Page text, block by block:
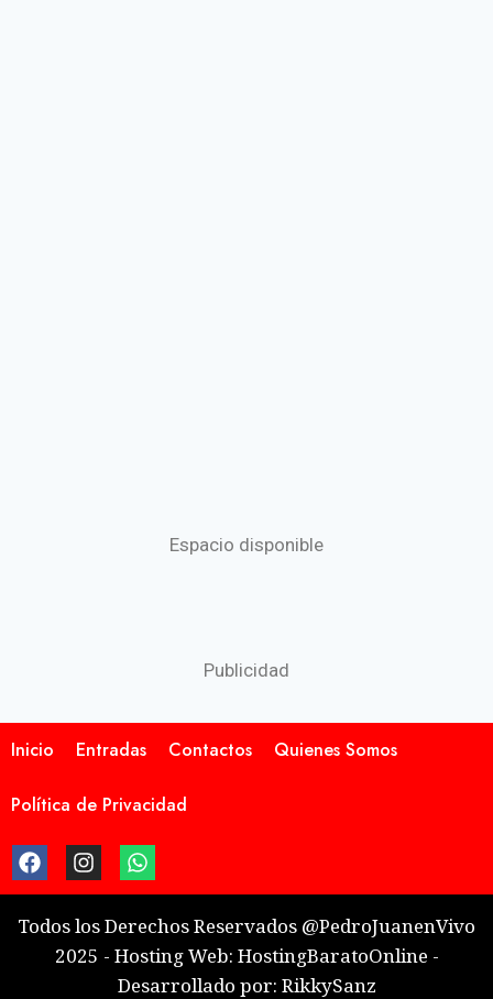
Espacio disponible
Publicidad
Inicio Entradas Contactos Quienes Somos
Política de Privacidad
Todos los Derechos Reservados @PedroJuanenVivo
2025 - Hosting Web: HostingBaratoOnline -
Desarrollado por: RikkySanz